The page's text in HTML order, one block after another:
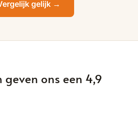
gelijk →
ons een 4,9